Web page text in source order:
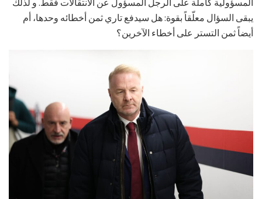
يبقى السؤال معلّقاً بقوة: هل سيدفع تاري ثمن أخطائه وحدها، أم
أيضاً ثمن التستر على أخطاء الآخرين؟